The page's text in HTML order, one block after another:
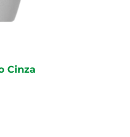
Cinza